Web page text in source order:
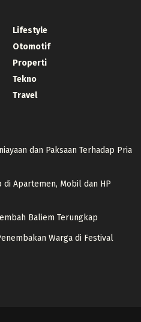
Lifestyle
Otomotif
Properti
Tekno
Travel
dan Paksaan Terhadap Pria
di Apartemen, Mobil dan HP
Baliem Terungkap
Warga di Festival